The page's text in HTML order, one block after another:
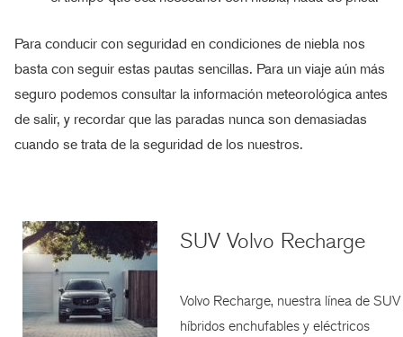
Para conducir con seguridad en condiciones de niebla nos
basta con seguir estas pautas sencillas. Para un viaje aún más
seguro podemos consultar la información meteorológica antes
de salir, y recordar que las paradas nunca son demasiadas
cuando se trata de la seguridad de los nuestros.
SUV Volvo Recharge
Volvo Recharge, nuestra línea de SUV
híbridos enchufables y eléctricos